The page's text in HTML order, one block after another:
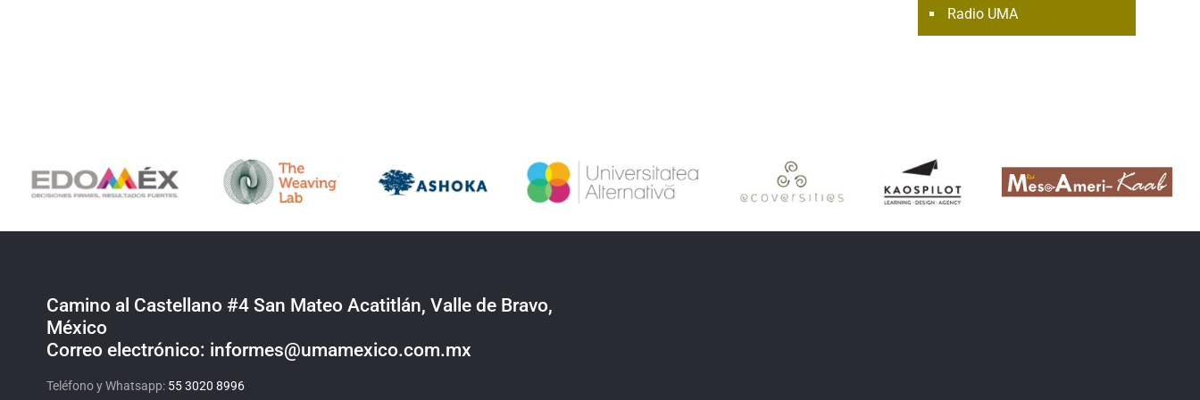
Radio UMA
Camino al Castellano #4 San Mateo Acatitlán, Valle de Bravo,
México
Correo electrónico: informes@umamexico.com.mx
Teléfono y Whatsapp: 55 3020 8996